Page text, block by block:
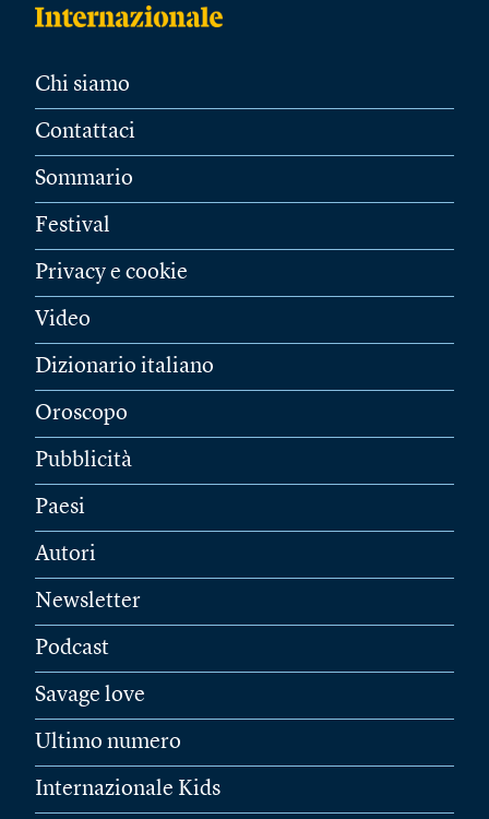
Chi siamo
Contattaci
Sommario
Festival
Privacy e cookie
Video
Dizionario italiano
Oroscopo
Pubblicità
Paesi
Autori
Newsletter
Podcast
Savage love
Ultimo numero
Internazionale Kids